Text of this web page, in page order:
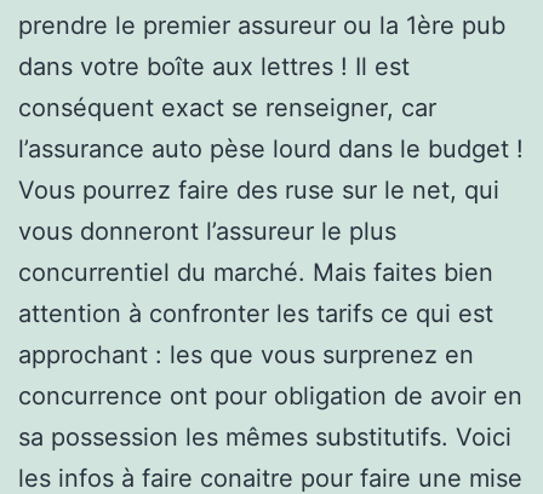
prendre le premier assureur ou la 1ère pub
dans votre boîte aux lettres ! Il est
conséquent exact se renseigner, car
l’assurance auto pèse lourd dans le budget !
Vous pourrez faire des ruse sur le net, qui
vous donneront l’assureur le plus
concurrentiel du marché. Mais faites bien
attention à confronter les tarifs ce qui est
approchant : les que vous surprenez en
concurrence ont pour obligation de avoir en
sa possession les mêmes substitutifs. Voici
les infos à faire conaitre pour faire une mise